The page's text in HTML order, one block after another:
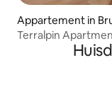
Appartement in
Terralpin